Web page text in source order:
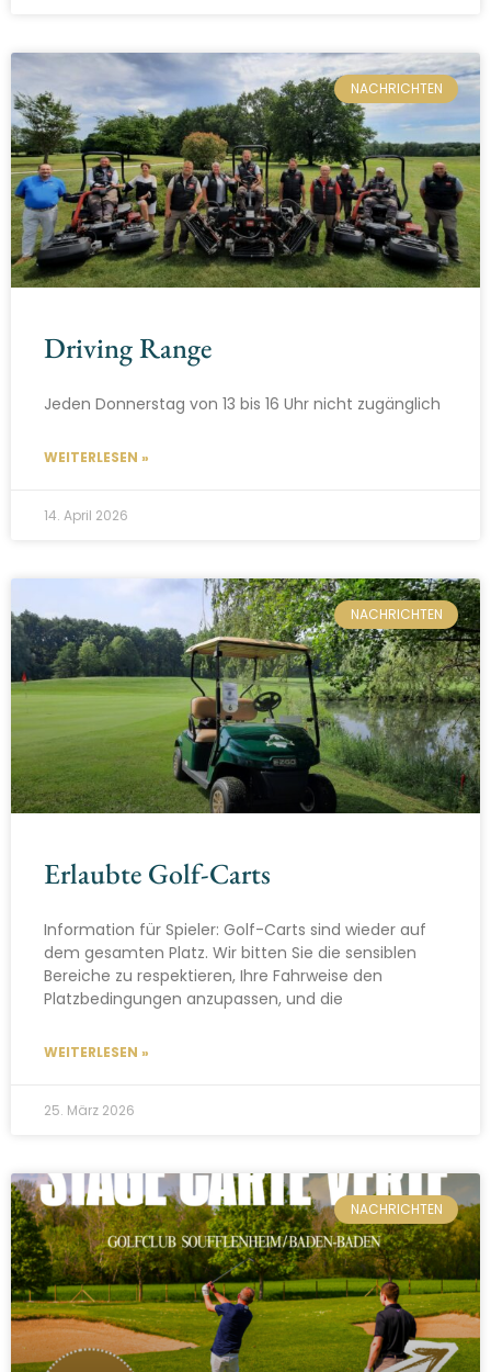
NACHRICHTEN
Driving Range
Jeden Donnerstag von 13 bis 16 Uhr nicht zugänglich
WEITERLESEN »
14. April 2026
NACHRICHTEN
Erlaubte Golf-Carts
Information für Spieler: Golf-Carts sind wieder auf
dem gesamten Platz. Wir bitten Sie die sensiblen
Bereiche zu respektieren, Ihre Fahrweise den
Platzbedingungen anzupassen, und die
WEITERLESEN »
25. März 2026
NACHRICHTEN